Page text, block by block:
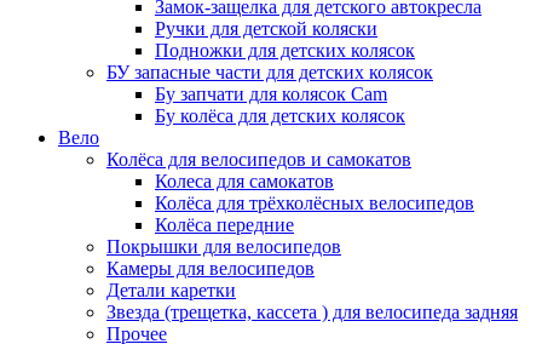
Замок-защелка для детского автокресла
Ручки для детской коляски
Подножки для детских колясок
БУ запасные части для детских колясок
Бу запчати для колясок Cam
Бу колёса для детских колясок
Вело
Колёса для велосипедов и самокатов
Колеса для самокатов
Колёса для трёхколёсных велосипедов
Колёса передние
Покрышки для велосипедов
Камеры для велосипедов
Детали каретки
Звезда (трещетка, кассета ) для велосипеда задняя
Прочее